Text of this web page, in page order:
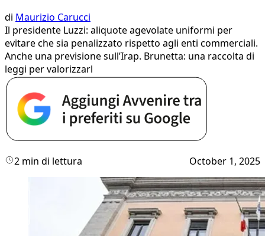
di Maurizio Carucci
Il presidente Luzzi: aliquote agevolate uniformi per
evitare che sia penalizzato rispetto agli enti commerciali.
Anche una previsione sull’Irap. Brunetta: una raccolta di
leggi per valorizzarl
2 min di lettura October 1, 2025